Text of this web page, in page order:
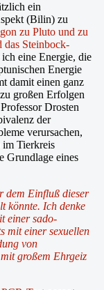
ein
(Bilin) zu
zu Pluto und zu
Steinbock-
eine Energie, die
Energie
damit einen ganz
großen Erfolgen
Drosten
der
verursachen,
im Tierkreis
Grundlage eines
dem Einfluß dieser
könnte. Ich denke
einer sado-
mit einer sexuellen
von
großem Ehrgeiz